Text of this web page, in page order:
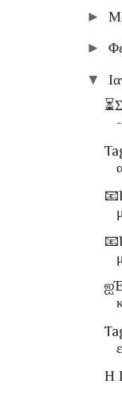
►
►
▼
Η